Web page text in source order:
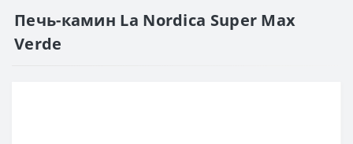
Печь-камин La Nordica Super Max
Verde